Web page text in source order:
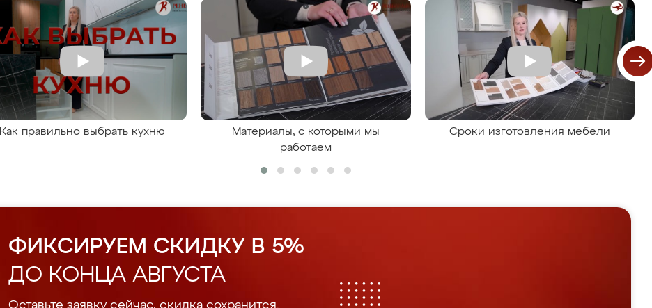
Как правильно выбрать кухню
Материалы, с которыми мы
работаем
Сроки изготовления мебели
ФИКСИРУЕМ СКИДКУ В 5%
ДО КОНЦА АВГУСТА
Оставьте заявку сейчас, скидка сохранится.